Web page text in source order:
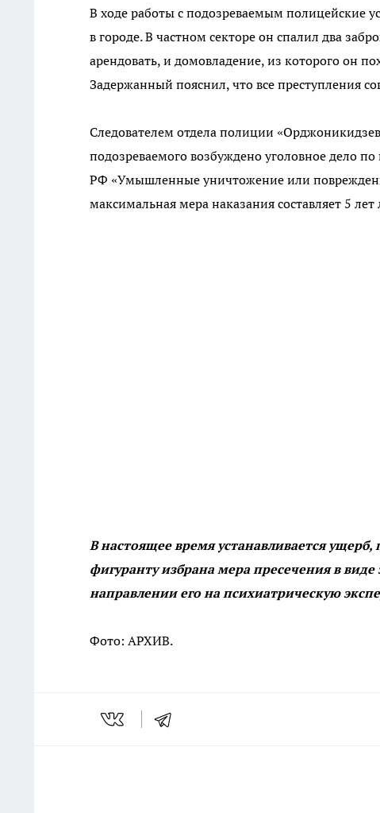
В ходе работы с подозреваемым полицейские
в городе. В частном секторе он спалил два
арендовать, и домовладение, из которого он
Задержанный пояснил, что все преступления
Следователем отдела полиции
подозреваемого возбуждено уголовное дело
РФ «Умышленные уничтожение или
максимальная мера наказания составляет 5
В настоящее время устанавливается
фигуранту избрана мера пресечения в
направлении его на психиатрическую
Фото: АРХИВ.